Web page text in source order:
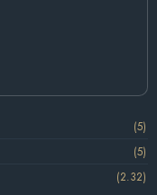
(5)
(5)
(2.32)